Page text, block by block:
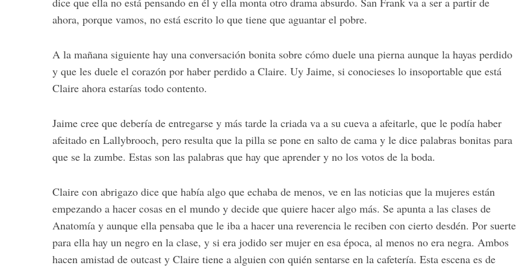
ahora, porque vamos, no está escrito lo que tiene que aguantar el pobre.
A la mañana siguiente hay una conversación bonita sobre cómo duele una pierna aunque la hayas perdido
y que les duele el corazón por haber perdido a Claire. Uy Jaime, si conocieses lo insoportable que está
Claire ahora estarías todo contento.
Jaime cree que debería de entregarse y más tarde la criada va a su cueva a afeitarle, que le podía haber
afeitado en Lallybrooch, pero resulta que la pilla se pone en salto de cama y le dice palabras bonitas para
que se la zumbe. Estas son las palabras que hay que aprender y no los votos de la boda.
Claire con abrigazo dice que había algo que echaba de menos, ve en las noticias que la mujeres están
empezando a hacer cosas en el mundo y decide que quiere hacer algo más. Se apunta a las clases de
Anatomía y aunque ella pensaba que le iba a hacer una reverencia le reciben con cierto desdén. Por suerte
para ella hay un negro en la clase, y si era jodido ser mujer en esa época, al menos no era negra. Ambos
hacen amistad de outcast y Claire tiene a alguien con quién sentarse en la cafetería. Esta escena es de